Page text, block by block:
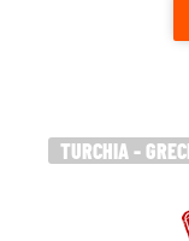
TURCHIA -